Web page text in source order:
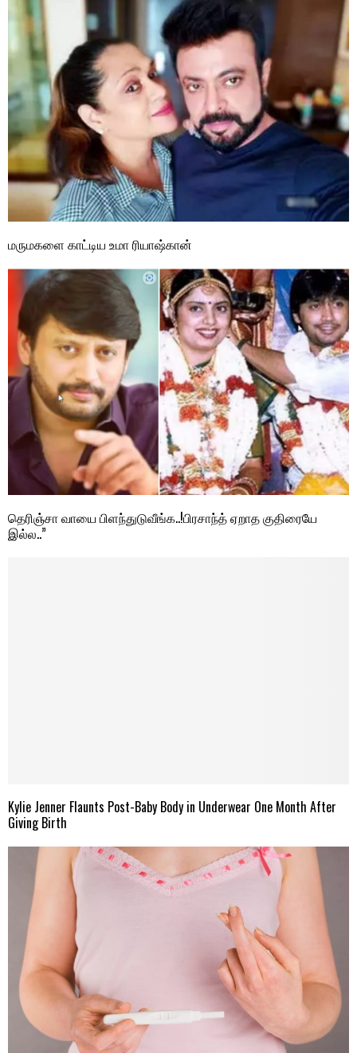
மருமகளை காட்டிய உமா ரியாஷ்கான்
தெரிஞ்சா வாயை பிளந்துடுவீங்க..!பிரசாந்த் ஏறாத குதிரையே
இல்ல..”
Kylie Jenner Flaunts Post-Baby Body in Underwear One Month After
Giving Birth